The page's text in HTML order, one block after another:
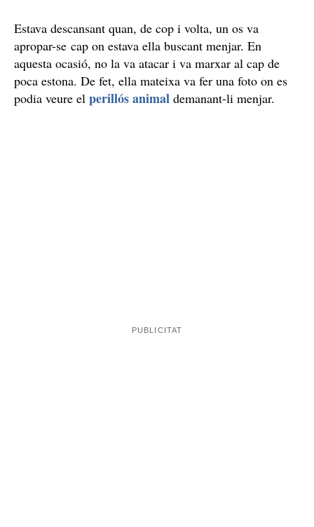
Estava descansant quan, de cop i volta, un os va
apropar-se cap on estava ella buscant menjar. En
aquesta ocasió, no la va atacar i va marxar al cap de
poca estona. De fet, ella mateixa va fer una foto on es
podia veure el perillós animal demanant-li menjar.